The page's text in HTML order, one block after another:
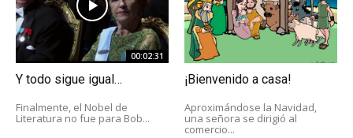
00:02:31
Y todo sigue igual…
Finalmente, el Nobel de
Literatura no fue para Bob...
¡Bienvenido a casa!
Aproximándose la Navidad,
una señora se dirigió al
comercio...